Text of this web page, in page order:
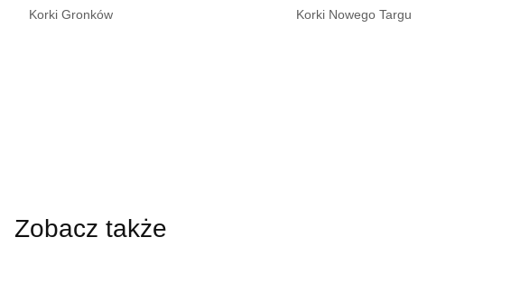
Korki Gronków
Korki Nowego Targu
Zobacz także